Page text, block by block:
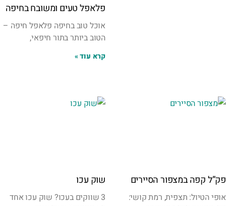
פלאפל טעים ומשובח בחיפה
אוכל טוב בחיפה פלאפל חיפה –
הטוב ביותר בתור חיפאי,
קרא עוד »
פק”ל קפה במצפור הסיירים
אופי הטיול: תצפית, רמת קושי:
שוק עכו
3 שווקים בעכו? שוק עכו אחד